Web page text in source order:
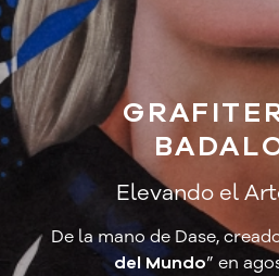
Elevando el
De la mano de Dase,
del Mundo” en